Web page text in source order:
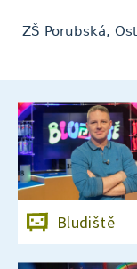
ZŠ Porubská,
Bludiště